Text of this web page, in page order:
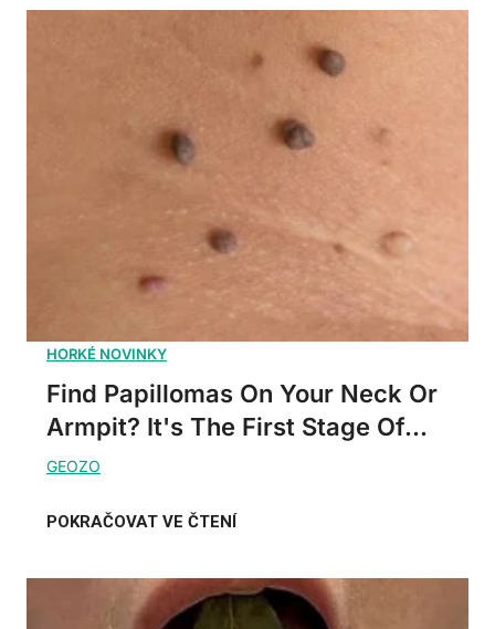
Find Papillomas On Your Neck Or
Armpit? It's The First Stage Of...